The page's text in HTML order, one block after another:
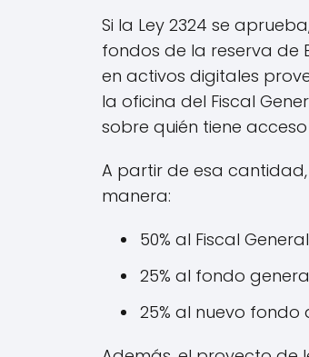
Si la Ley 2324 se
fondos de la reserva de
en activos digitales
la oficina del Fiscal
sobre quién tiene
A partir de esa
manera:
50% al Fiscal
25% al fondo
25% al nuevo